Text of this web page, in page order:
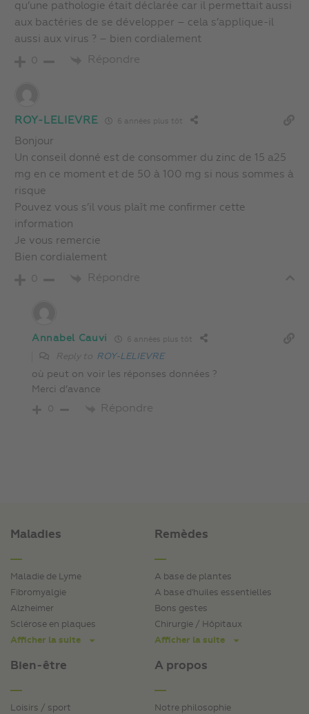
qu’une pathologie était déclarée car il permettait aussi
aux bactéries de se développer – cela s’applique-il
aussi aux virus ? – bien cordialement
0 Répondre
ROY-LELIEVRE 6 années plus tôt
Bonjour
Un conseil donné est de consommer du zinc de 15 a25
mg en ce moment et de 50 à 100 mg si nous sommes à
risque
Pouvez vous s’il vous plaît me confirmer cette
information
Je vous remercie
Bien cordialement
0 Répondre
Annabel Cauvi 6 années plus tôt
Reply to ROY-LELIEVRE
où peut on voir les réponses données ?
Merci d’avance
0 Répondre
Maladies
Maladie de Lyme
Fibromyalgie
Alzheimer
Sclérose en plaques
Afficher la suite
Bien-être
Loisirs / sport
Remèdes
A base de plantes
A base d'huiles essentielles
Bons gestes
Chirurgie / Hôpitaux
Afficher la suite
A propos
Notre philosophie